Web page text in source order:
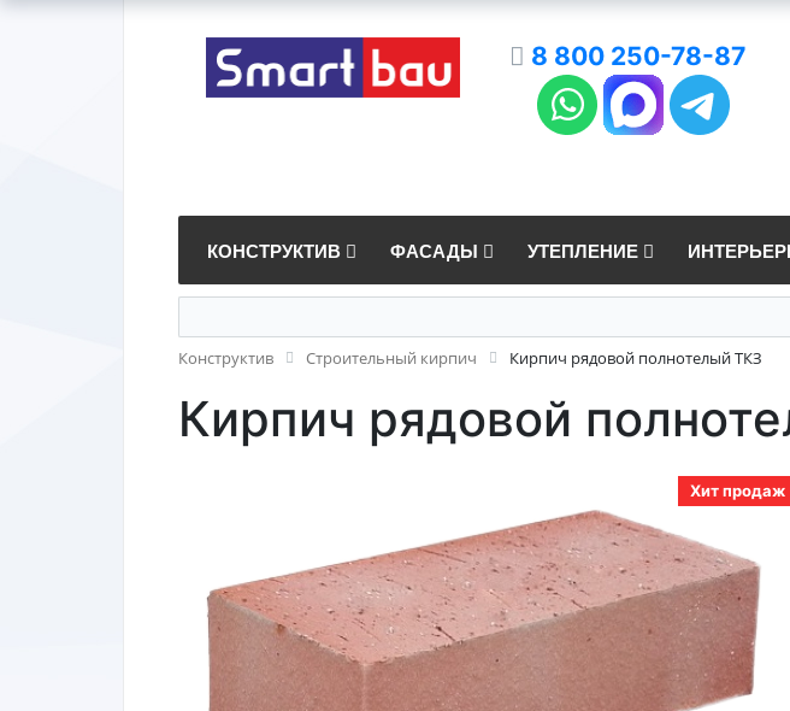
8 800 250-78-87
КОНСТРУКТИВ ФАСАДЫ УТЕПЛЕНИЕ
Конструктив Строительный кирпич Кирпич рядовой полнотелый ТКЗ
Кирпич рядовой
Хит продаж